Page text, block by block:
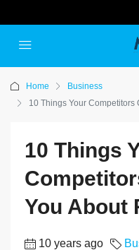
Home
Business
10 Things Your Competitors
10 Things
You About
10 years ago